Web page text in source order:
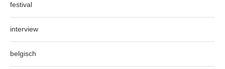
festival
interview
belgisch